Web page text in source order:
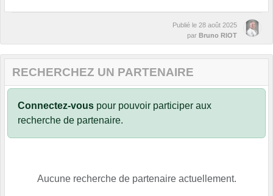
Publié le 28 août 2025
par Bruno RIOT
RECHERCHEZ UN PARTENAIRE
Connectez-vous pour pouvoir participer aux
recherche de partenaire.
Aucune recherche de partenaire actuellement.